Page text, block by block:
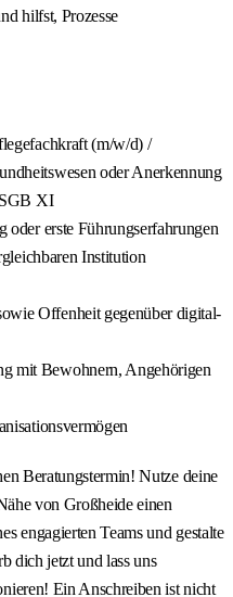
hilfst, Prozesse
(m/w/d) /
oder Anerkennung
XI
oder erste Führungserfahrungen
Institution
Offenheit gegenüber digital-
mit Bewohnern, Angehörigen
Beratungstermin! Nutze deine
von Großheide einen
engagierten Teams und gestalte
dich jetzt und lass uns
Ein Anschreiben ist nicht